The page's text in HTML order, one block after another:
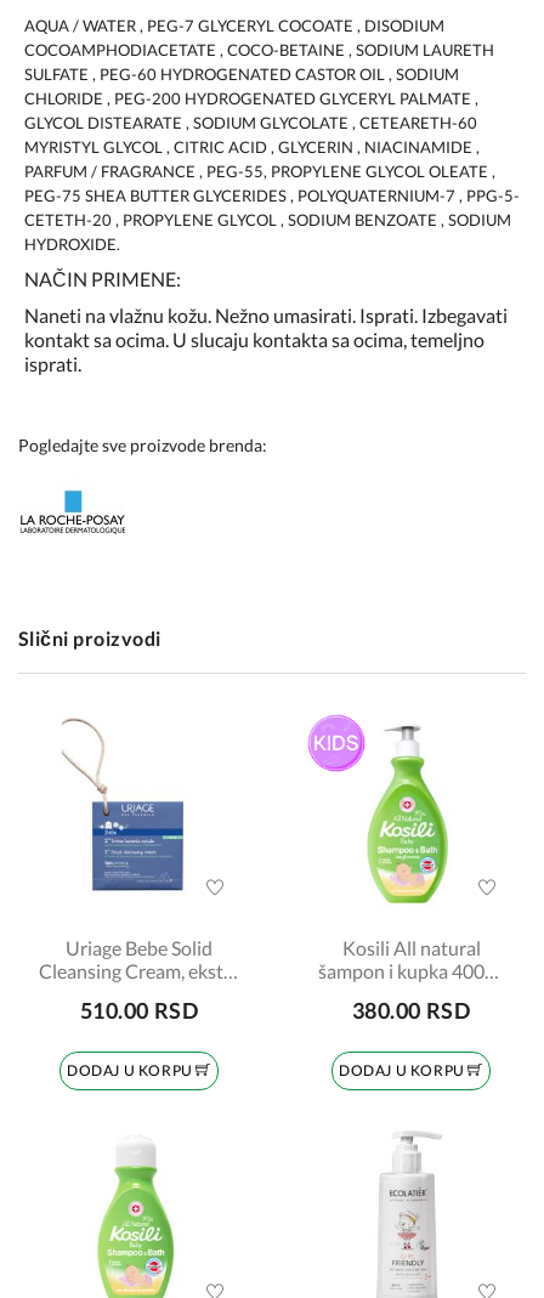
AQUA / WATER , PEG-7 GLYCERYL COCOATE , DISODIUM
COCOAMPHODIACETATE , COCO-BETAINE , SODIUM LAURETH
SULFATE , PEG-60 HYDROGENATED CASTOR OIL , SODIUM
CHLORIDE , PEG-200 HYDROGENATED GLYCERYL PALMATE ,
GLYCOL DISTEARATE , SODIUM GLYCOLATE , CETEARETH-60
MYRISTYL GLYCOL , CITRIC ACID , GLYCERIN , NIACINAMIDE ,
PARFUM / FRAGRANCE , PEG-55, PROPYLENE GLYCOL OLEATE ,
PEG-75 SHEA BUTTER GLYCERIDES , POLYQUATERNIUM-7 , PPG-5-
CETETH-20 , PROPYLENE GLYCOL , SODIUM BENZOATE , SODIUM
HYDROXIDE.
NAČIN PRIMENE:
Naneti na vlažnu kožu. Nežno umasirati. Isprati. Izbegavati
kontakt sa ocima. U slucaju kontakta sa ocima, temeljno
isprati.
Pogledajte sve proizvode brenda:
Slični proizvodi
Uriage Bebe Solid
Cleansing Cream, ekstra
510.00 RSD
DODAJ U KORPU
Kosili All natural
šampon i kupka 400ml
380.00 RSD
DODAJ U KORPU